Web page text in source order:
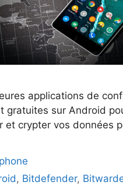
applications de
gratuites sur Android
et crypter vos données
, Bitdefender,